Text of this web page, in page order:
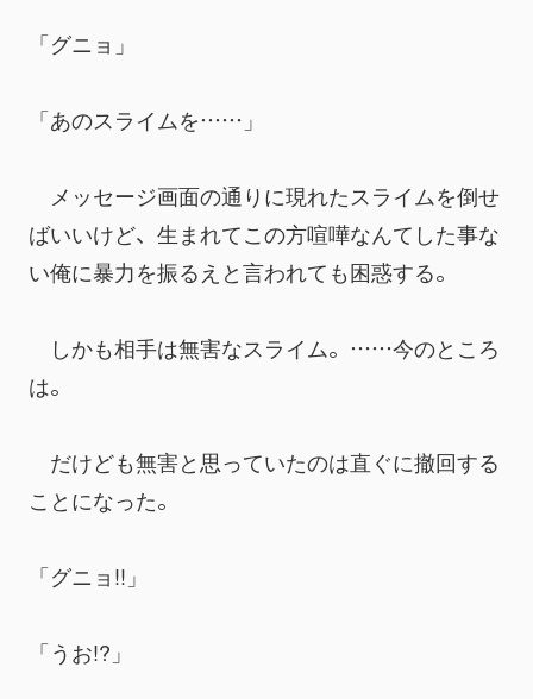
「グニョ」
「あのスライムを……」
メッセージ画面の通りに現れたスライムを倒せ
ばいいけど、生まれてこの方喧嘩なんてした事な
い俺に暴力を振るえと言われても困惑する。
しかも相手は無害なスライム。……今のところ
は。
だけども無害と思っていたのは直ぐに撤回する
ことになった。
「グニョ!!」
「うお!?」